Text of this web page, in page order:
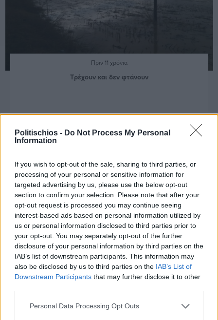
Politischios - Do Not Process My Personal
Information
If you wish to opt-out of the sale, sharing to third parties, or
processing of your personal or sensitive information for
targeted advertising by us, please use the below opt-out
section to confirm your selection. Please note that after your
opt-out request is processed you may continue seeing
interest-based ads based on personal information utilized by
us or personal information disclosed to third parties prior to
your opt-out. You may separately opt-out of the further
disclosure of your personal information by third parties on the
IAB’s list of downstream participants. This information may
also be disclosed by us to third parties on the IAB’s List of
Downstream Participants that may further disclose it to other
Personal Data Processing Opt Outs
Πριν 11 χρόνια
Τρέχουν και δεν φτάνουν
Διαφήμιση
Πυρκαγιά σε κολώνα της ΔΕΗ